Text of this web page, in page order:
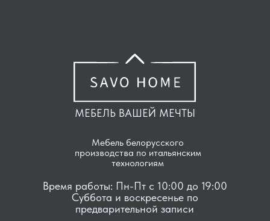
Время работы: Пн-Пт с 10:00 до 19:00
Суббота и воскресенье по
предварительной записи
Мебель белорусского
производства по итальянским
технологиям
МЕБЕЛЬ ВАШЕЙ МЕЧТЫ